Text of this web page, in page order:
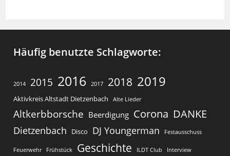
Häufig benutzte Schlagworte:
2014 2015 2016 2017 2018 2019
Aktivkreis Altstadt Dietzenbach Alte Lieder
Altkerbborsche Beerdigung Corona DANKE
Dietzenbach Disco DJ Youngerman Festausschuss
Feuerwehr Frühstück Geschichte ILDT Club Interview